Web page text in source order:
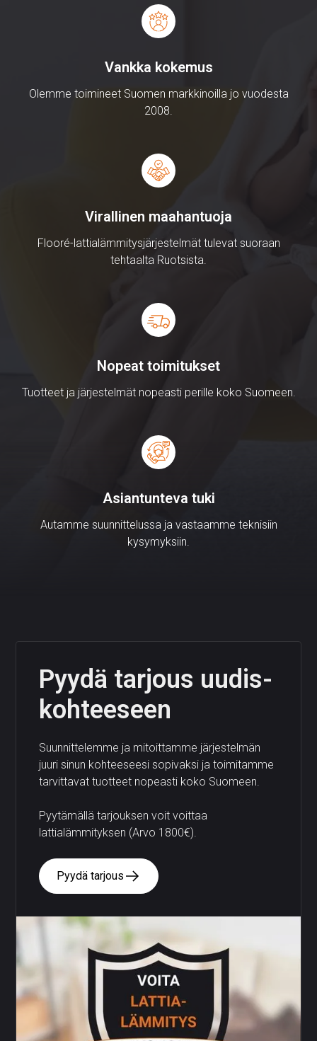
Vankka kokemus
Olemme toimineet Suomen markkinoilla jo vuodesta
2008.
Virallinen maahantuoja
Flooré-lattialämmitysjärjestelmät tulevat suoraan
tehtaalta Ruotsista.
Nopeat toimitukset
Tuotteet ja järjestelmät nopeasti perille koko Suomeen.
Asiantunteva tuki
Autamme suunnittelussa ja vastaamme teknisiin
kysymyksiin.
Pyydä tarjous uudis­
kohteeseen
Suunnittelemme ja mitoittamme järjestelmän
juuri sinun kohteeseesi sopivaksi ja toimitamme
tarvittavat tuotteet nopeasti koko Suomeen.
Pyytämällä tarjouksen voit voittaa
lattialämmityksen (Arvo 1800€).
Pyydä tarjous